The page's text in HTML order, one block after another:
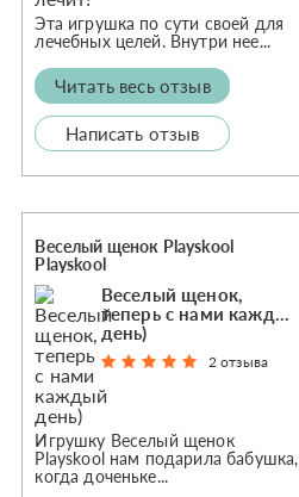
Эта игрушка по сути своей для
лечебных целей. Внутри нее...
Читать весь отзыв
Написать отзыв
Веселый щенок Playskool
Playskool
Веселый щенок,
теперь с нами каждый
день)
2 отзыва
Игрушку Веселый щенок
Playskool нам подарила бабушка,
когда доченьке...